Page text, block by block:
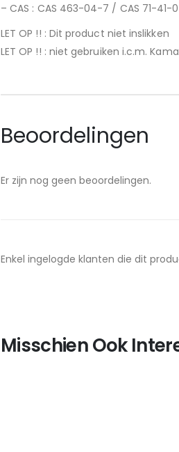
– CAS : CAS 463-04-7 / CAS 71-41-0
LET OP !! : Dit product niet inslikken
LET OP !! : niet gebruiken i.c.m.
Beoordelingen
Er zijn nog geen beoordelingen.
Enkel ingelogde klanten die dit
Misschien Ook